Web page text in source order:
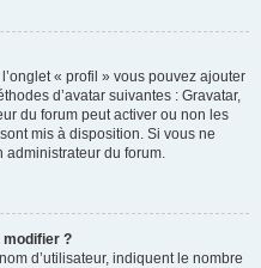
« profil » vous pouvez ajouter
d’avatar suivantes : Gravatar,
du forum peut activer ou non les
mis à disposition. Si vous ne
administrateur du forum.
modifier ?
d’utilisateur, indiquent le nombre